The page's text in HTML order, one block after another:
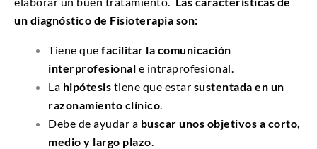
un diagnóstico de Fisioterapia son:
Tiene que facilitar la comunicación
interprofesional e intraprofesional.
La hipótesis tiene que estar sustentada en un
razonamiento clínico.
Debe de ayudar a buscar unos objetivos a corto,
medio y largo plazo.